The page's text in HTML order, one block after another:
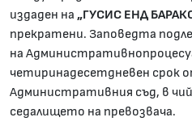
издаден на „ГУСИС ЕНД
прекратени. Заповедта
на
четиринадесетдневен срок
Административния съд, в
седалището на превозвача.